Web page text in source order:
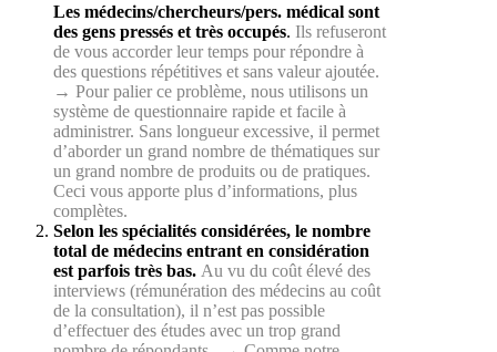
Les médecins/chercheurs/pers. médical sont
des gens pressés et très occupés. Ils refuseront
de vous accorder leur temps pour répondre à
des questions répétitives et sans valeur ajoutée.
→ Pour palier ce problème, nous utilisons un
système de questionnaire rapide et facile à
administrer. Sans longueur excessive, il permet
d’aborder un grand nombre de thématiques sur
un grand nombre de produits ou de pratiques.
Ceci vous apporte plus d’informations, plus
complètes.
Selon les spécialités considérées, le nombre
total de médecins entrant en considération
est parfois très bas. Au vu du coût élevé des
interviews (rémunération des médecins au coût
de la consultation), il n’est pas possible
d’effectuer des études avec un trop grand